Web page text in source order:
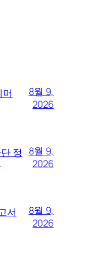
8월 9,
2026
정
8월 9,
2026
서
8월 9,
2026